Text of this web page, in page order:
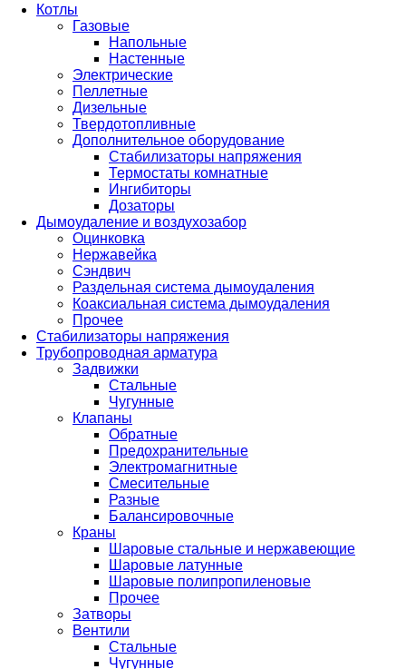
Котлы
Газовые
Напольные
Настенные
Электрические
Пеллетные
Дизельные
Твердотопливные
Дополнительное оборудование
Стабилизаторы напряжения
Термостаты комнатные
Ингибиторы
Дозаторы
Дымоудаление и воздухозабор
Оцинковка
Нержавейка
Сэндвич
Раздельная система дымоудаления
Коаксиальная система дымоудаления
Прочее
Стабилизаторы напряжения
Трубопроводная арматура
Задвижки
Стальные
Чугунные
Клапаны
Обратные
Предохранительные
Электромагнитные
Смесительные
Разные
Балансировочные
Краны
Шаровые стальные и нержавеющие
Шаровые латунные
Шаровые полипропиленовые
Прочее
Затворы
Вентили
Стальные
Чугунные